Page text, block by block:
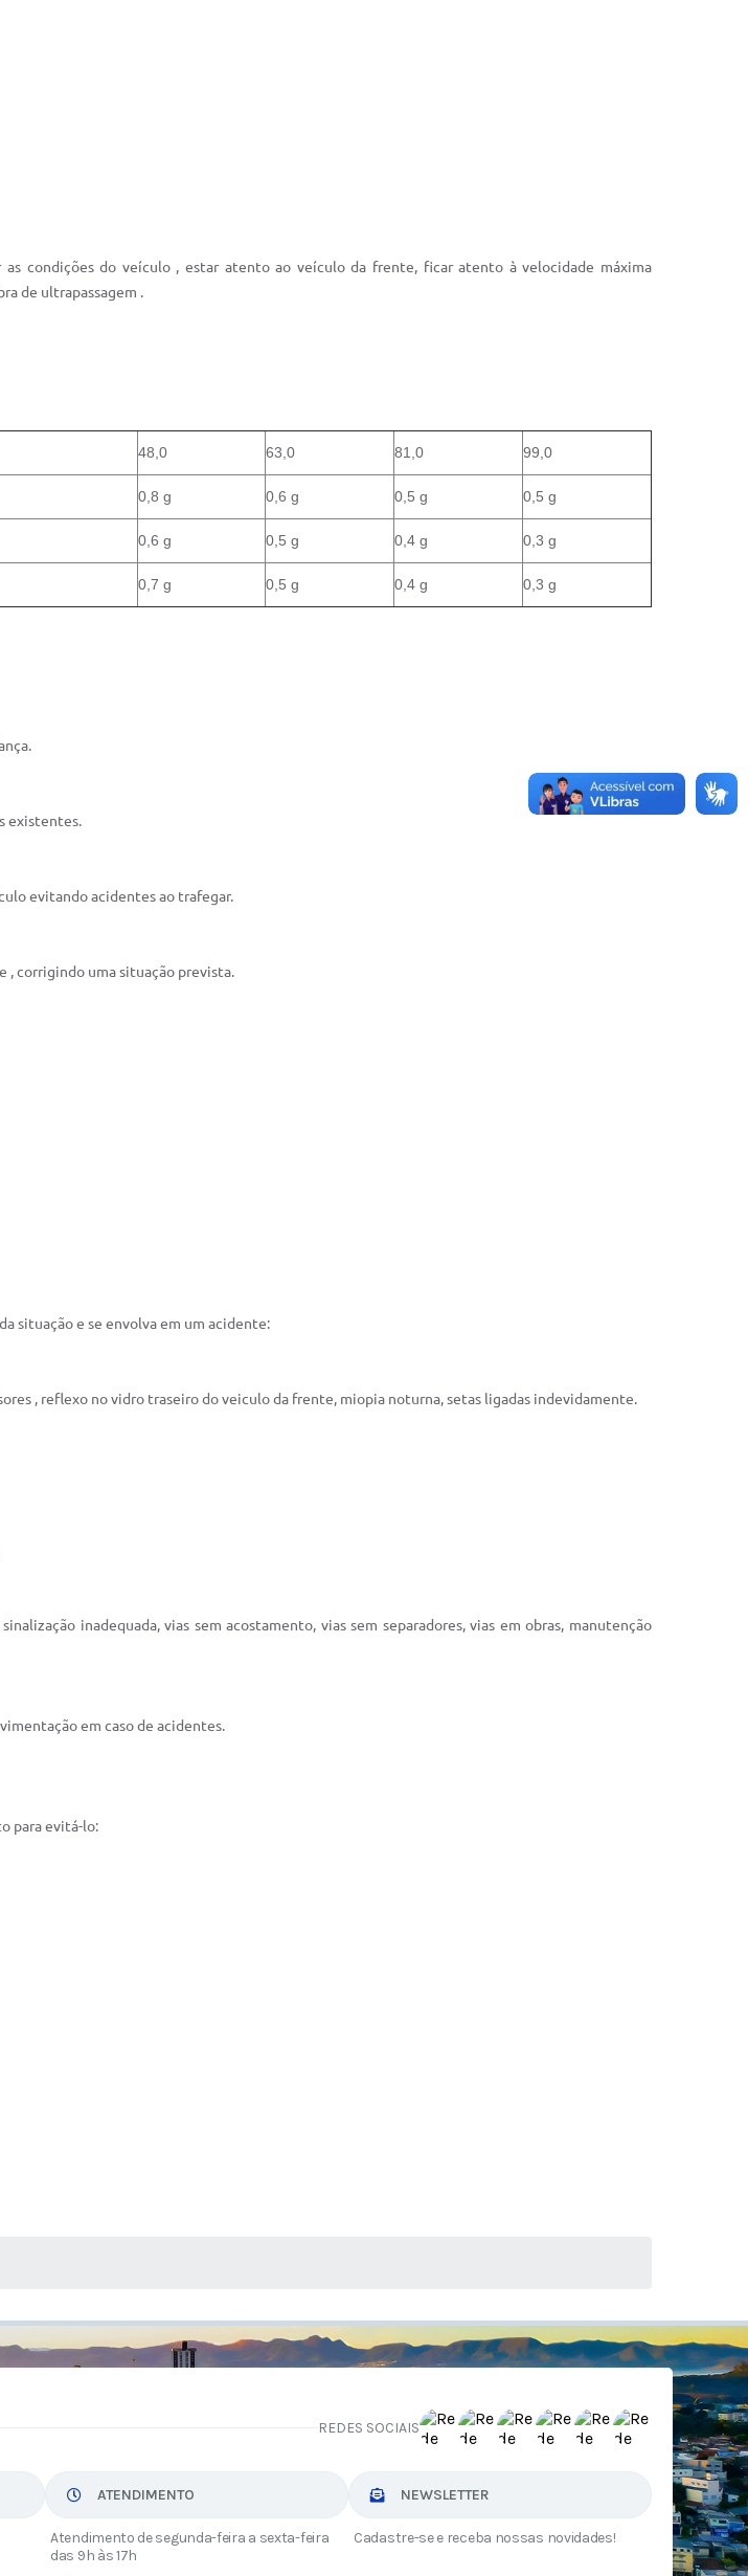
as condições do veículo , estar atento ao veículo da frente, ficar atento à velocidade máxima
de ultrapassagem .
48,0 63,0 81,0 99,0
0,8 g 0,6 g 0,5 g 0,5 g
0,6 g 0,5 g 0,4 g 0,3 g
0,7 g 0,5 g 0,4 g 0,3 g
existentes.
evitando acidentes ao trafegar.
, corrigindo uma situação prevista.
situação e se envolva em um acidente:
, reflexo no vidro traseiro do veiculo da frente, miopia noturna, setas ligadas indevidamente.
inadequada, vias sem acostamento, vias sem separadores, vias em obras, manutenção
em caso de acidentes.
para evitá-lo:
REDES SOCIAIS
ATENDIMENTO
Atendimento de segunda-feira a sexta-feira
das 9h às 17h
NEWSLETTER
Cadastre-se e receba nossas novidades!